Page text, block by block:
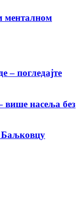
менталном
– погледајте
више насеља без
Баљковцу